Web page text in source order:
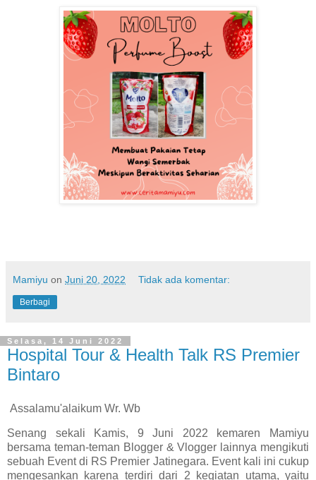
Mamiyu on Juni 20, 2022 Tidak ada komentar:
Berbagi
Selasa, 14 Juni 2022
Hospital Tour & Health Talk RS Premier
Bintaro
Assalamu'alaikum Wr. Wb
Senang sekali Kamis, 9 Juni 2022 kemaren Mamiyu
bersama teman-teman Blogger & Vlogger lainnya mengikuti
sebuah Event di RS Premier Jatinegara. Event kali ini cukup
mengesankan karena terdiri dari 2 kegiatan utama, yaitu